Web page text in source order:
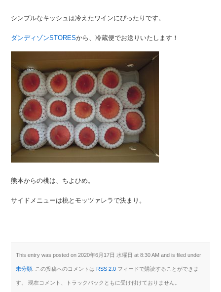
シンプルなキッシュは冷えたワインにぴったりです。
ダンディゾンSTORESから、冷蔵便でお送りいたします！
熊本からの桃は、ちよひめ。
サイドメニューは桃とモッツァレラで決まり。
This entry was posted on 2020年6月17日 水曜日 at 8:30 AM and is filed under
未分類 . この投稿へのコメントはRSS 2.0 フィードで購読することができま
す。 現在コメント、トラックバックともに受け付けておりません。